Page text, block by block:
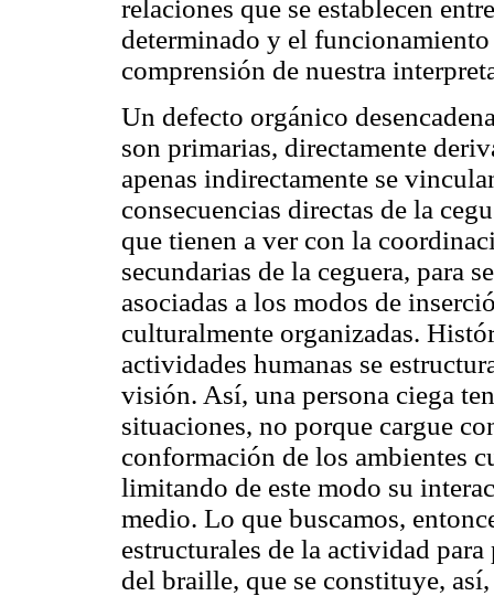
relaciones que se establecen
determinado y el
comprensión de nuestra
Un defecto orgánico
son primarias, directamente
apenas indirectamente se
consecuencias directas de la
que tienen a ver con la
secundarias de la ceguera, para
asociadas a los modos de
culturalmente organizadas.
actividades humanas se
visión. Así, una persona ciega
situaciones, no porque cargue
conformación de los ambientes
limitando de este modo su
medio. Lo que buscamos,
estructurales de la actividad
del braille, que se constituye,